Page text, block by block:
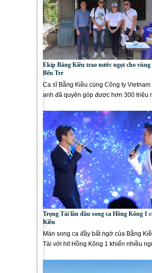
Ekip Bằng Kiều trao nước ngọt cho vùng
Bến Tre
Ca sĩ Bằng Kiều cùng Công ty
anh đã quyên góp được hơn 300 triệu
Trọng Tài lần đầu song ca Hồng Kông 1
Kiều
Màn song ca đầy bất ngờ của Bằng
Tài với hit Hồng Kông 1 khiến nhiều